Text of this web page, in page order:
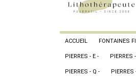
ACCUEIL FONTAINES
PIERRES - E - PIERRES
PIERRES - Q - PIERRES